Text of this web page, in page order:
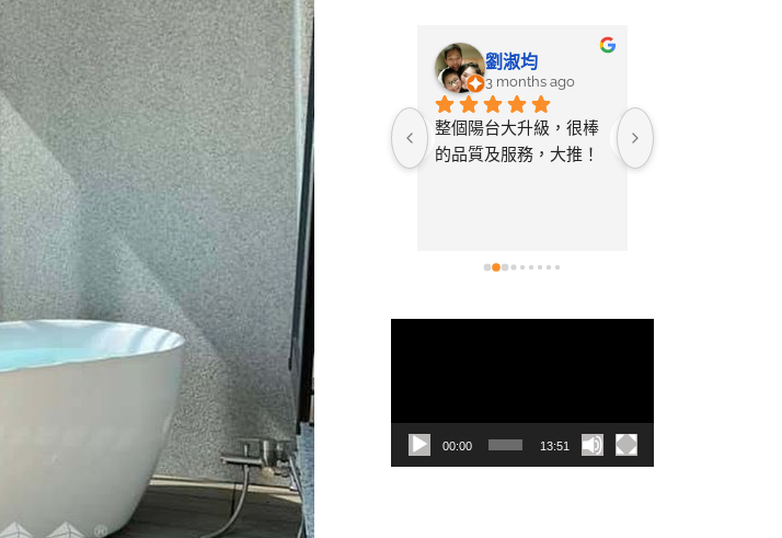
MAN-LIN LI
18 days ago
加入官方的Line將自己
需要鋪設的空間拍照詢
問，人員會教該如何測
量並進一步與您討論需
求後將配置後的「圖
面」傳給妳看(現在也開
放軟體囉），讓空間不
僅是想像！為什麼會選
擇美心呢～太多專業比
較推薦看1620的影片有
去採訪總公司，內容有
詳細介紹產品差異
劉淑均
3 months ago
整個陽台大升級，很棒
的品質及服務，大推！
放
00:00 13:51